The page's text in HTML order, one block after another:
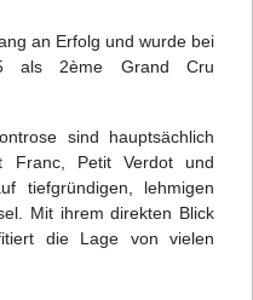
an Erfolg und wurde bei
als 2ème Grand Cru
sind hauptsächlich
Franc, Petit Verdot und
tiefgründigen, lehmigen
Mit ihrem direkten Blick
die Lage von vielen